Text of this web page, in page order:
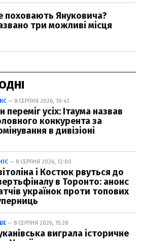
— 8 СЕРПНЯ 2026, 10:43
переміг усіх: Ітаума назвав
конкурента за
в дивізіоні
— 8 СЕРПНЯ 2026, 12:00
і Костюк рвуться до
в Торонто: анонс
українок проти топових
— 8 СЕРПНЯ 2026, 15:28
виграла історичне